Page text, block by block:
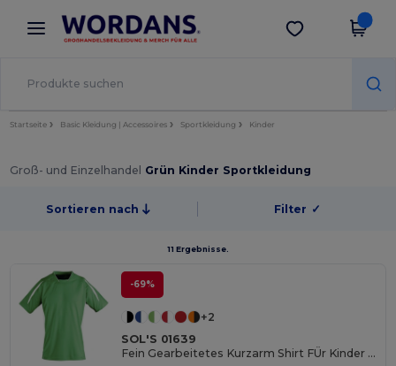
× Wordans App
Bessere Preise in der App!
App holen
Startseite Basic Kleidung | Accessoires Sportkleidung Kinder
Groß- und Einzelhandel Grün Kinder Sportkleidung
Sortieren nach Filter ✓
11 Ergebnisse.
-69%
+2
SOL'S 01639
Fein Gearbeitetes Kurzarm Shirt FÜr Kinder Maracana